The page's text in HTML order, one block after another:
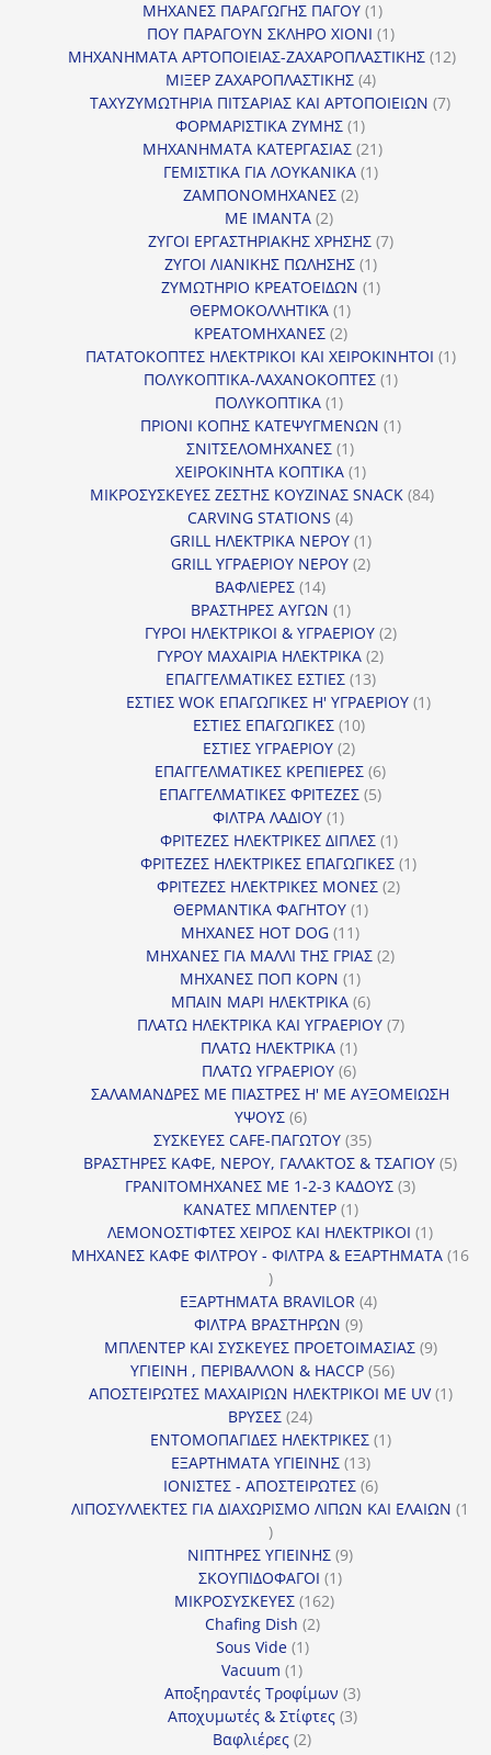
προϊόντα
ΜΗΧΑΝΕΣ ΠΑΡΑΓΩΓΗΣ ΠΑΓΟΥ 11
προϊόν
ΠΟΥ ΠΑΡΑΓΟΥΝ ΣΚΛΗΡΟ ΧΙΟΝΙ 11
προϊόν
ΜΗΧΑΝΗΜΑΤΑ ΑΡΤΟΠΟΙΕΙΑΣ-ΖΑΧΑΡΟΠΛΑΣΤΙΚΗΣ 1212
ΜΙΞΕΡ ΖΑΧΑΡΟΠΛΑΣΤΙΚΗΣ 44
προϊόντα
ΤΑΧΥΖΥΜΩΤΗΡΙΑ ΠΙΤΣΑΡΙΑΣ ΚΑΙ ΑΡΤΟΠΟΙΕΙΩΝ 77
ΦΟΡΜΑΡΙΣΤΙΚΑ ΖΥΜΗΣ 11
προϊόν
ΜΗΧΑΝΗΜΑΤΑ ΚΑΤΕΡΓΑΣΙΑΣ 2121
προϊόντα
ΓΕΜΙΣΤΙΚΑ ΓΙΑ ΛΟΥΚΑΝΙΚΑ 11
ΖΑΜΠΟΝΟΜΗΧΑΝΕΣ 22
ΜΕ ΙΜΑΝΤΑ 22
προϊόντα
ΖΥΓΟΙ ΕΡΓΑΣΤΗΡΙΑΚΗΣ ΧΡΗΣΗΣ 77
ΖΥΓΟΙ ΛΙΑΝΙΚΗΣ ΠΩΛΗΣΗΣ 11
προϊόν
ΖΥΜΩΤΗΡΙΟ ΚΡΕΑΤΟΕΙΔΩΝ 11
ΘΕΡΜΟΚΟΛΛΗΤΙΚΆ 11
προϊόν
ΚΡΕΑΤΟΜΗΧΑΝΕΣ 22
προϊόντα
ΠΑΤΑΤΟΚΟΠΤΕΣ ΗΛΕΚΤΡΙΚΟΙ ΚΑΙ ΧΕΙΡΟΚΙΝΗΤΟΙ 11
ΠΟΛΥΚΟΠΤΙΚΑ-ΛΑΧΑΝΟΚΟΠΤΕΣ 11
ΠΟΛΥΚΟΠΤΙΚΑ 11
προϊόν
ΠΡΙΟΝΙ ΚΟΠΗΣ ΚΑΤΕΨΥΓΜΕΝΩΝ 11
ΣΝΙΤΣΕΛΟΜΗΧΑΝΕΣ 11
προϊόν
ΧΕΙΡΟΚΙΝΗΤΑ ΚΟΠΤΙΚΑ 11
προϊόν
ΜΙΚΡΟΣΥΣΚΕΥΕΣ ΖΕΣΤΗΣ ΚΟΥΖΙΝΑΣ SNACK 8484
CARVING STATIONS 44
προϊόντα
GRILL ΗΛΕΚΤΡΙΚΑ ΝΕΡΟΥ 11
προϊόν
GRILL ΥΓΡΑΕΡΙΟΥ ΝΕΡΟΥ 22
ΒΑΦΛΙΕΡΕΣ 1414
προϊόντα
ΒΡΑΣΤΗΡΕΣ ΑΥΓΩΝ 11
προϊόν
ΓΥΡΟΙ ΗΛΕΚΤΡΙΚΟΙ & ΥΓΡΑΕΡΙΟΥ 22
ΓΥΡΟΥ ΜΑΧΑΙΡΙΑ ΗΛΕΚΤΡΙΚΑ 22
ΕΠΑΓΓΕΛΜΑΤΙΚΕΣ ΕΣΤΙΕΣ 1313
προϊόντα
ΕΣΤΙΕΣ WOK ΕΠΑΓΩΓΙΚΕΣ Η' ΥΓΡΑΕΡΙΟΥ 11
ΕΣΤΙΕΣ ΕΠΑΓΩΓΙΚΕΣ 1010
ΕΣΤΙΕΣ ΥΓΡΑΕΡΙΟΥ 22
προϊόντα
ΕΠΑΓΓΕΛΜΑΤΙΚΕΣ ΚΡΕΠΙΕΡΕΣ 66
προϊόντα
ΕΠΑΓΓΕΛΜΑΤΙΚΕΣ ΦΡΙΤΕΖΕΣ 55
ΦΙΛΤΡΑ ΛΑΔΙΟΥ 11
προϊόν
ΦΡΙΤΕΖΕΣ ΗΛΕΚΤΡΙΚΕΣ ΔΙΠΛΕΣ 11
προϊόν
ΦΡΙΤΕΖΕΣ ΗΛΕΚΤΡΙΚΕΣ ΕΠΑΓΩΓΙΚΕΣ 11
ΦΡΙΤΕΖΕΣ ΗΛΕΚΤΡΙΚΕΣ ΜΟΝΕΣ 22
ΘΕΡΜΑΝΤΙΚΑ ΦΑΓΗΤΟΥ 11
ΜΗΧΑΝΕΣ HOT DOG 1111
προϊόντα
ΜΗΧΑΝΕΣ ΓΙΑ ΜΑΛΛΙ ΤΗΣ ΓΡΙΑΣ 22
ΜΗΧΑΝΕΣ ΠΟΠ ΚΟΡΝ 11
προϊόν
ΜΠΑΙΝ ΜΑΡΙ ΗΛΕΚΤΡΙΚΑ 66
προϊόντα
ΠΛΑΤΩ ΗΛΕΚΤΡΙΚΑ ΚΑΙ ΥΓΡΑΕΡΙΟΥ 77
ΠΛΑΤΩ ΗΛΕΚΤΡΙΚΑ 11
προϊόν
ΠΛΑΤΩ ΥΓΡΑΕΡΙΟΥ 66
προϊόντα
ΣΑΛΑΜΑΝΔΡΕΣ ΜΕ ΠΙΑΣΤΡΕΣ Η' ΜΕ ΑΥΞΟΜΕΙΩΣΗ
ΥΨΟΥΣ 66
προϊόντα
ΣΥΣΚΕΥΕΣ CAFE-ΠΑΓΩΤΟΥ 3535
προϊόντα
ΒΡΑΣΤΗΡΕΣ ΚΑΦΕ, ΝΕΡΟΥ, ΓΑΛΑΚΤΟΣ & ΤΣΑΓΙΟΥ 55
ΓΡΑΝΙΤΟΜΗΧΑΝΕΣ ΜΕ 1-2-3 ΚΑΔΟΥΣ 33
ΚΑΝΑΤΕΣ ΜΠΛΕΝΤΕΡ 11
προϊόν
ΛΕΜΟΝΟΣΤΙΦΤΕΣ ΧΕΙΡΟΣ ΚΑΙ ΗΛΕΚΤΡΙΚΟΙ 11
προϊόν
ΜΗΧΑΝΕΣ ΚΑΦΕ ΦΙΛΤΡΟΥ - ΦΙΛΤΡΑ & ΕΞΑΡΤΗΜΑΤΑ 16
16
προϊόντα
ΕΞΑΡΤΗΜΑΤΑ BRAVILOR 44
ΦΙΛΤΡΑ ΒΡΑΣΤΗΡΩΝ 99
προϊόντα
ΜΠΛΕΝΤΕΡ ΚΑΙ ΣΥΣΚΕΥΕΣ ΠΡΟΕΤΟΙΜΑΣΙΑΣ 99
ΥΓΙΕΙΝΗ , ΠΕΡΙΒΑΛΛΟΝ & HACCP 5656
προϊόντα
ΑΠΟΣΤΕΙΡΩΤΕΣ ΜΑΧΑΙΡΙΩΝ ΗΛΕΚΤΡΙΚΟΙ ΜΕ UV 11
ΒΡΥΣΕΣ 2424
προϊόντα
ΕΝΤΟΜΟΠΑΓΙΔΕΣ ΗΛΕΚΤΡΙΚΕΣ 11
ΕΞΑΡΤΗΜΑΤΑ ΥΓΙΕΙΝΗΣ 1313
προϊόντα
ΙΟΝΙΣΤΕΣ - ΑΠΟΣΤΕΙΡΩΤΕΣ 66
προϊόντα
ΛΙΠΟΣΥΛΛΕΚΤΕΣ ΓΙΑ ΔΙΑΧΩΡΙΣΜΟ ΛΙΠΩΝ ΚΑΙ ΕΛΑΙΩΝ 1
1
προϊόν
ΝΙΠΤΗΡΕΣ ΥΓΙΕΙΝΗΣ 99
ΣΚΟΥΠΙΔΟΦΑΓΟΙ 11
ΜΙΚΡΟΣΥΣΚΕΥΕΣ 162162
Chafing Dish 22
Sous Vide 11
Vacuum 11
προϊόν
Αποξηραντές Τροφίμων 33
προϊόντα
Αποχυμωτές & Στίφτες 33
Βαφλιέρες 22